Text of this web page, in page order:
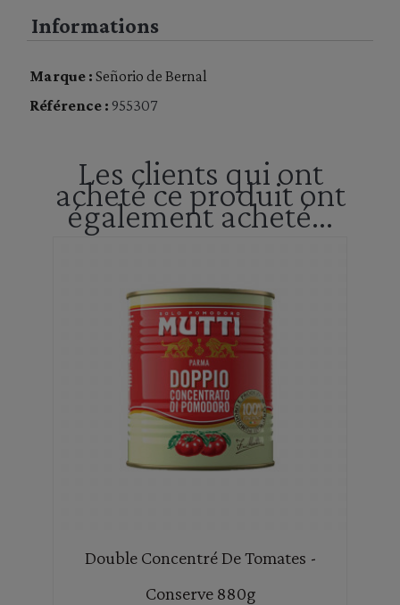
Informations
Marque : Señorio de Bernal
Référence : 955307
Les clients qui ont
acheté ce produit ont
également acheté...
Double Concentré De Tomates -
Conserve 880g